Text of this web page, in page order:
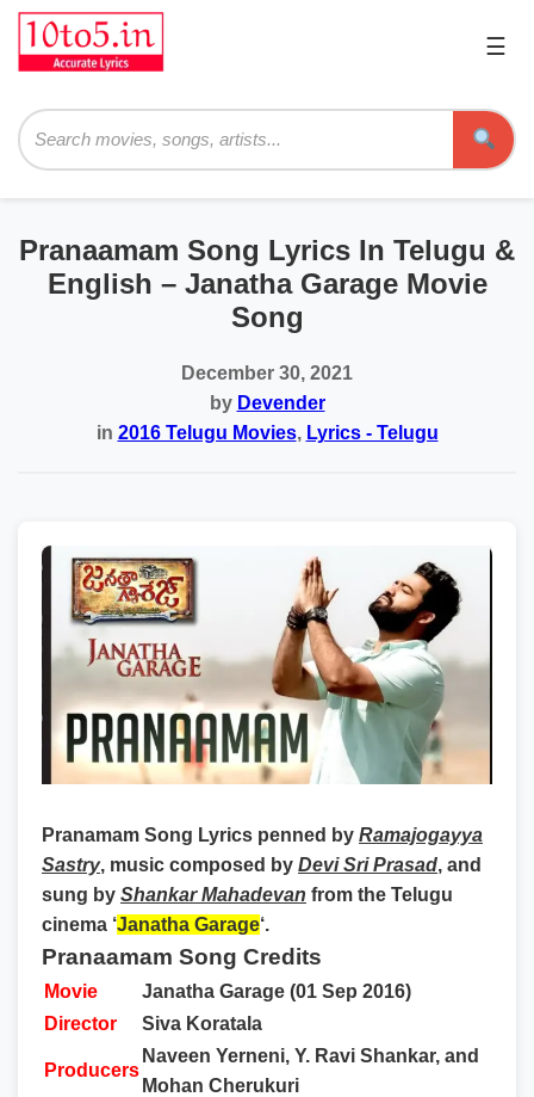
☰
Pranaamam Song Lyrics In Telugu &
English – Janatha Garage Movie
Song
December 30, 2021
by Devender
in 2016 Telugu Movies, Lyrics - Telugu
Pranamam Song Lyrics penned by Ramajogayya
Sastry, music composed by Devi Sri Prasad, and
sung by Shankar Mahadevan from the Telugu
cinema ‘Janatha Garage‘.
Pranaamam Song Credits
Movie
Janatha Garage (01 Sep 2016)
Director
Siva Koratala
Producers
Naveen Yerneni, Y. Ravi Shankar, and
Mohan Cherukuri